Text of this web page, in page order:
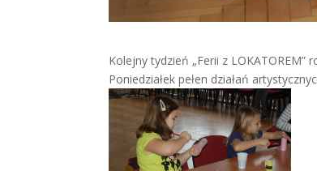
Kolejny tydzień „Ferii z LOKATOREM”
Poniedziałek pełen działań